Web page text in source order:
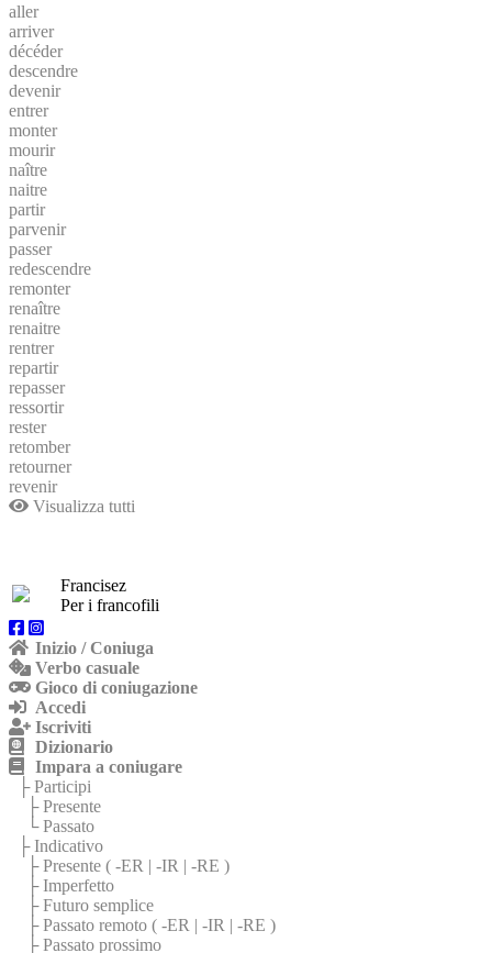
aller
arriver
décéder
descendre
devenir
entrer
monter
mourir
naître
naitre
partir
parvenir
passer
redescendre
remonter
renaître
renaitre
rentrer
repartir
repasser
ressortir
rester
retomber
retourner
revenir
Visualizza tutti
Francisez
Per i francofili
Inizio / Coniuga
Verbo casuale
Gioco di coniugazione
Accedi
Iscriviti
Dizionario
Impara a coniugare
├ Participi
├ Presente
└ Passato
├ Indicativo
├ Presente ( -ER | -IR | -RE )
├ Imperfetto
├ Futuro semplice
├ Passato remoto ( -ER | -IR | -RE )
├ Passato prossimo